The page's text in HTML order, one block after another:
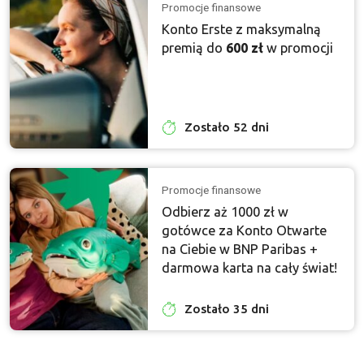
Promocje finansowe
Konto Erste z maksymalną
premią do 600 zł w promocji
Zostało 52 dni
Promocje finansowe
Odbierz aż 1000 zł w
gotówce za Konto Otwarte
na Ciebie w BNP Paribas +
darmowa karta na cały świat!
Zostało 35 dni